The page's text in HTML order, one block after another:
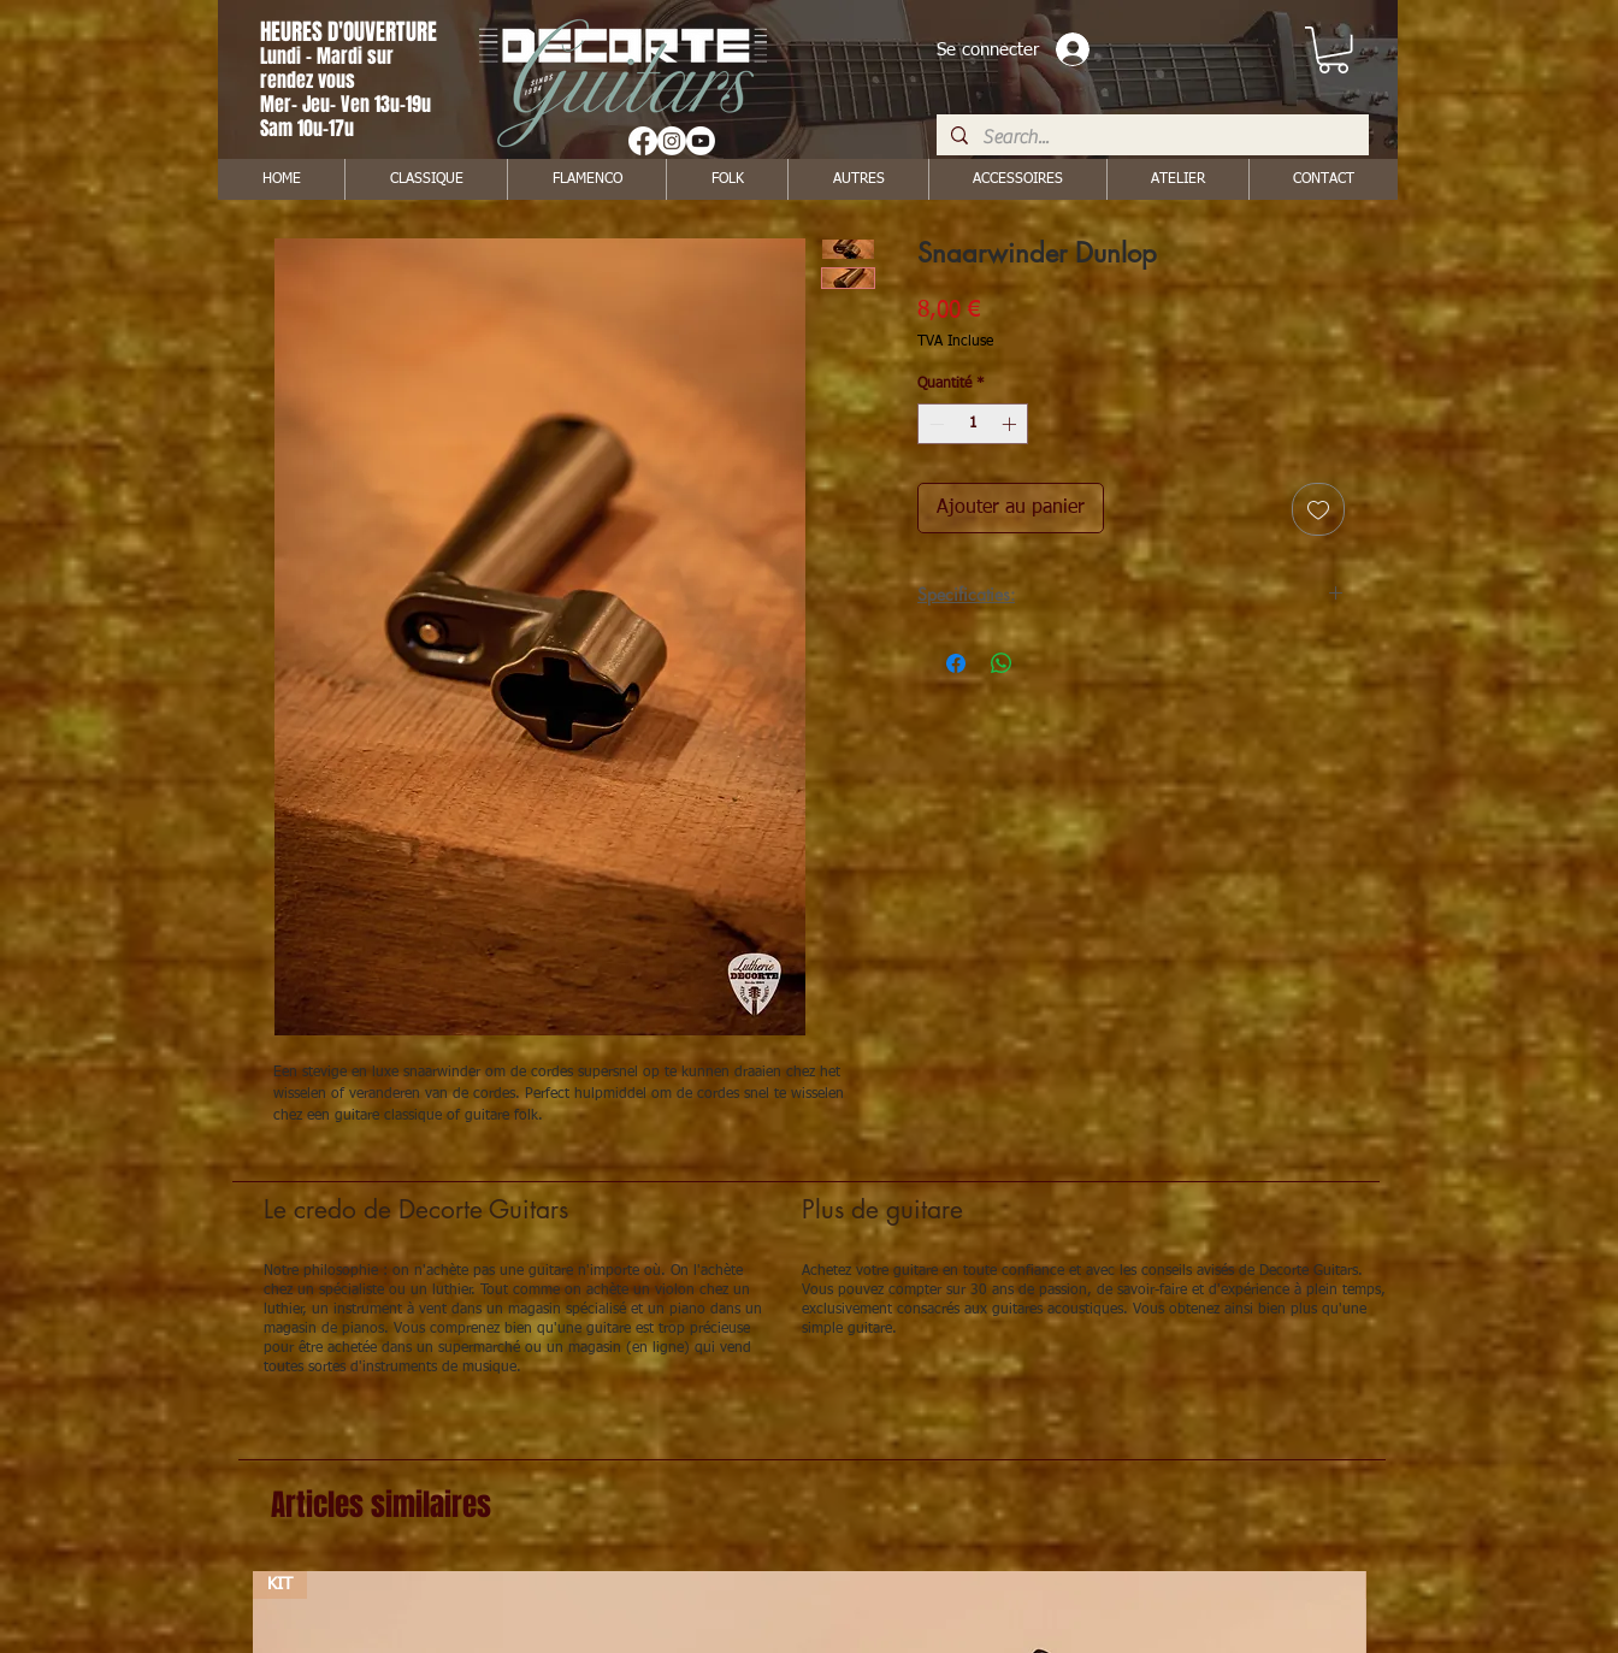
HEURES D'OUVERTURE
Lundi - Mardi sur
rendez vous
Mer- Jeu- Ven 13u-19u
Sam 10u-17u
Se connecter
HOME CLASSIQUE FLAMENCO FOLK AUTRES ACCESSOIRES ATELIER CONTACT
Een stevige en luxe snaarwinder om de cordes supersnel op te kunnen draaien chez het
wisselen of veranderen van de cordes. Perfect hulpmiddel om de cordes snel te wisselen
chez een guitare classique of guitare folk.
Snaarwinder Dunlop
8,00 €Prix
TVA Incluse
Quantité *
Ajouter au panier
Specificaties:
Een stevige en luxe snaarwinder om de cordes supersnel op
te kunnen draaien chez het wisselen of veranderen van de
cordes. Perfect hulpmiddel om de cordes snel te wisselen
chez een guitare classique of guitare folk.
Le credo de Decorte Guitars
Notre philosophie : on n'achète pas une guitare n'importe où. On l'achète
chez un spécialiste ou un luthier. Tout comme on achète un violon chez un
luthier, un instrument à vent dans un magasin spécialisé et un piano dans un
magasin de pianos. Vous comprenez bien qu'une guitare est trop précieuse
pour être achetée dans un supermarché ou un magasin (en ligne) qui vend
toutes sortes d'instruments de musique.
Plus de guitare
Achetez votre guitare en toute confiance et avec les conseils avisés de Decorte Guitars.
Vous pouvez compter sur 30 ans de passion, de savoir-faire et d'expérience à plein temps,
exclusivement consacrés aux guitares acoustiques. Vous obtenez ainsi bien plus qu'une
simple guitare.
Articles similaires
KIT